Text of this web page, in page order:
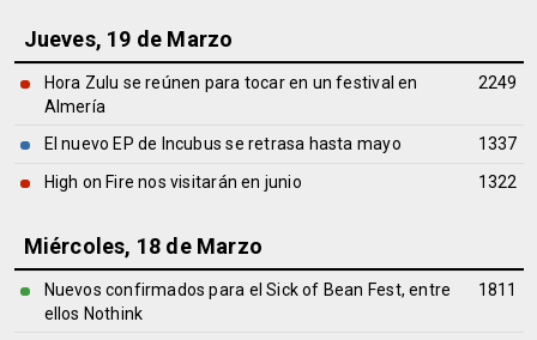
Jueves, 19 de Marzo
Hora Zulu se reúnen para tocar en un festival en
Almería
2249
El nuevo EP de Incubus se retrasa hasta mayo
1337
High on Fire nos visitarán en junio
1322
Miércoles, 18 de Marzo
Nuevos confirmados para el Sick of Bean Fest, entre
ellos Nothink
1811